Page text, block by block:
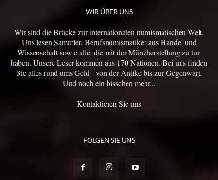
WIR ÜBER UNS
Wir sind die Brücke zur internationalen numismatischen Welt.
Uns lesen Sammler, Berufsnumismatiker aus Handel und
Wissenschaft sowie alle, die mit der Münzherstellung zu tun
haben. Unsere Leser kommen aus 170 Nationen. Bei uns finden
Sie alles rund ums Geld - von der Antike bis zur Gegenwart.
Und noch ein bisschen mehr...
Kontaktieren Sie uns
FOLGEN SIE UNS